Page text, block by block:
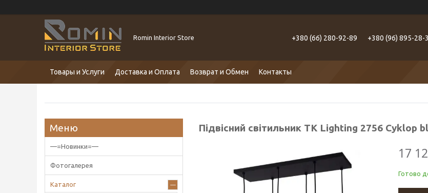
Romin Interior Store +380 (66) 280-92-89 +380 (96) 895-28-
Товары и Услуги Доставка и Оплата Возврат и Обмен Контакты
Підвісний світильник TK Lighting 2756 Cyklop
17
Готово
—=Новинки=—
Фотогалерея
Каталог